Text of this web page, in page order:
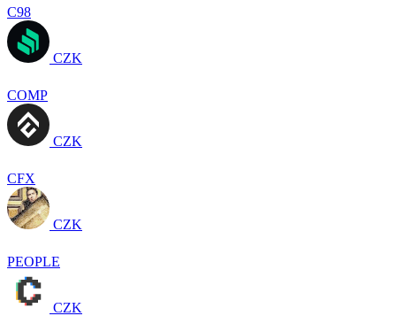
C98
CZK
COMP
CZK
CFX
CZK
PEOPLE
CZK